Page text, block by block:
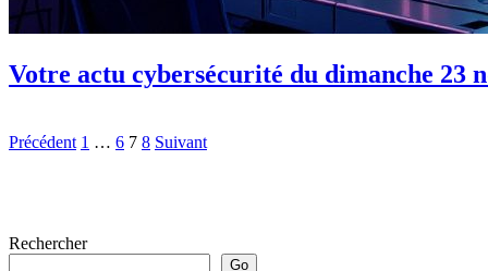
Votre actu cybersécurité du dimanche 23
Précédent 1 … 6 7 8 Suivant
Rechercher
Go